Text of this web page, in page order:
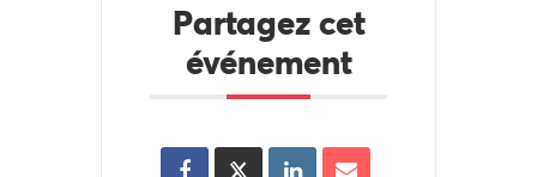
Partagez cet
événement